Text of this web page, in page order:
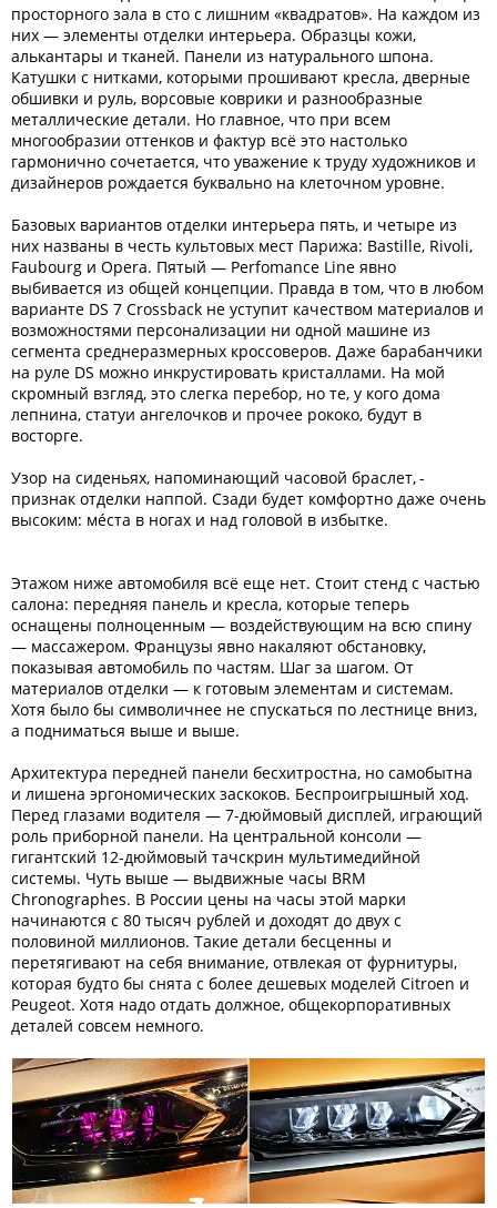
просторного зала в сто с лишним «квадратов». На каждом из
них — элементы отделки интерьера. Образцы кожи,
алькантары и тканей. Панели из натурального шпона.
Катушки с нитками, которыми прошивают кресла, дверные
обшивки и руль, ворсовые коврики и разнообразные
металлические детали. Но главное, что при всем
многообразии оттенков и фактур всё это настолько
гармонично сочетается, что уважение к труду художников и
дизайнеров рождается буквально на клеточном уровне.
Базовых вариантов отделки интерьера пять, и четыре из
них названы в честь культовых мест Парижа: Bastille, Rivoli,
Faubourg и Opera. Пятый — Perfomance Line явно
выбивается из общей концепции. Правда в том, что в любом
варианте DS 7 Crossback не уступит качеством материалов и
возможностями персонализации ни одной машине из
сегмента среднеразмерных кроссоверов. Даже барабанчики
на руле DS можно инкрустировать кристаллами. На мой
скромный взгляд, это слегка перебор, но те, у кого дома
лепнина, статуи ангелочков и прочее рококо, будут в
восторге.
Узор на сиденьях, напоминающий часовой браслет, -
признак отделки наппой. Сзади будет комфортно даже очень
высоким: мéста в ногах и над головой в избытке.
Этажом ниже автомобиля всё еще нет. Стоит стенд с частью
салона: передняя панель и кресла, которые теперь
оснащены полноценным — воздействующим на всю спину
— массажером. Французы явно накаляют обстановку,
показывая автомобиль по частям. Шаг за шагом. От
материалов отделки — к готовым элементам и системам.
Хотя было бы символичнее не спускаться по лестнице вниз,
а подниматься выше и выше.
Архитектура передней панели бесхитростна, но самобытна
и лишена эргономических заскоков. Беспроигрышный ход.
Перед глазами водителя — 7-дюймовый дисплей, играющий
роль приборной панели. На центральной консоли —
гигантский 12‑дюймовый тачскрин мультимедийной
системы. Чуть выше — выдвижные часы BRM
Chronographes. В России цены на часы этой марки
начинаются с 80 тысяч рублей и доходят до двух с
половиной миллионов. Такие детали бесценны и
перетягивают на себя внимание, отвлекая от фурнитуры,
которая будто бы снята с более дешевых моделей Citroen и
Peugeot. Хотя надо отдать должное, общекорпоративных
деталей совсем немного.